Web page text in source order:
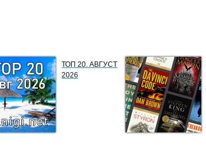
ТОП 20. АВГУСТ
2026